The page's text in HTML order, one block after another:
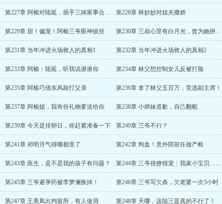
第227章 阿榆对陆延，插手三婶家事合适吗？ 第228章 林妙妙对姐夫撒娇
第229章 甜！偏宠！阿榆三爷眼神拔丝 第230章 三叔心里有白月光，曾为她拼过命
第231章 当年冲进火场救人的真相1 第232章 当年冲进火场救人的真相2
第233章 阿榆：陆延，听我说谢谢你 第234章 林父想控制女儿反被打脸
第235章 阿榆巧借东风敲打父亲 第236章 拿了林父五百万，竞选副主席！
第237章 阿榆姐，我有份礼物要送给你 第238章 小师妹道歉，自己翻船
第239章 今天是排卵日，你赶紧准备一下 第240章 三爷不行？
第241章 祁明月气得嘴都歪了 第242章 狗血！意外陪前任做产检
第243章 医生，是不是我的孩子有问题？ 第244章 三爷很撩很宠：我家小宝贝……
第245章 三爷避孕药被李梦澜换掉！ 第246章 三爷写欠条，欠老婆一次3小时
第247章 王美凤出拘留所，有人做局 第248章 天哪，这陆三是真的不行了！